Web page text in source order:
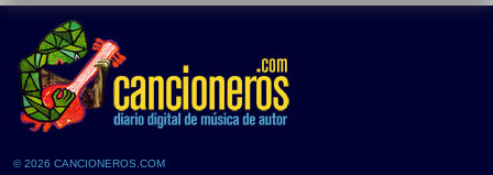
© 2026 CANCIONEROS.COM